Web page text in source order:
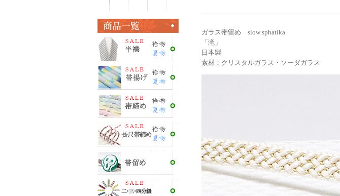
ガラス帯留め slow sphatika
「滝」
日本製
素材：クリスタルガラス・ソーダガラス